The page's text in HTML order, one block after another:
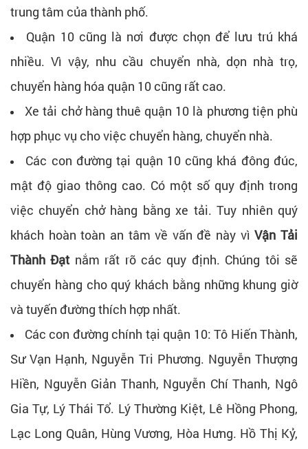
trung tâm của thành phố.
Quận 10 cũng là nơi được chọn để lưu trú khá
nhiều. Vì vậy, nhu cầu chuyển nhà, dọn nhà trọ,
chuyển hàng hóa quận 10 cũng rất cao.
Xe tải chở hàng thuê quận 10 là phương tiện phù
hợp phục vụ cho việc chuyển hàng, chuyển nhà.
Các con đường tại quận 10 cũng khá đông đúc,
mật độ giao thông cao. Có một số quy định trong
việc chuyển chở hàng bằng xe tải. Tuy nhiên quý
khách hoàn toàn an tâm về vấn đề này vìVận Tải
Thành Đạt nắm rất rõ các quy định. Chúng tôi sẽ
chuyển hàng cho quý khách bằng những khung giờ
và tuyến đường thích hợp nhất.
Các con đường chính tại quận 10: Tô Hiến Thành,
Sư Vạn Hạnh, Nguyễn Tri Phương. Nguyễn Thượng
Hiền, Nguyễn Giản Thanh, Nguyễn Chí Thanh, Ngô
Gia Tự, Lý Thái Tổ. Lý Thường Kiệt, Lê Hồng Phong,
Lạc Long Quân, Hùng Vương, Hòa Hưng. Hồ Thị Kỷ,